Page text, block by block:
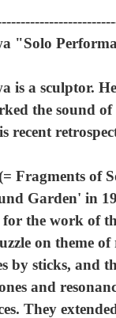
"Solo
is a sculptor.
the sound
recent
Fragments of
Garden' in
the work of
on theme
by sticks, and
and
They